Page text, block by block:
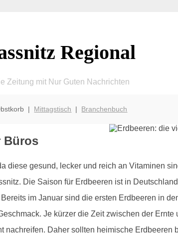
Regional
Zeitung mit Nur Guten Nachrichten
| Mittagstisch | Branchenbuch
Büros
diese gesund, lecker und reich an Vitaminen
Die Saison für Erdbeeren ist in
im Januar sind die ersten Erdbeeren in
Je kürzer die Zeit zwischen der
nachreifen. Daher sollten heimische Erdbeeren